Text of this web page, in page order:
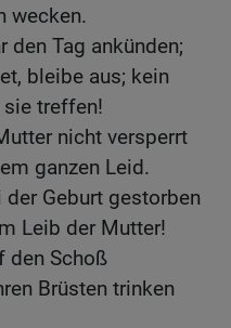
wecken.
den Tag ankünden;
bleibe aus; kein
treffen!
nicht versperrt
ganzen Leid.
Geburt gestorben
Leib der Mutter!
den Schoß
Brüsten trinken